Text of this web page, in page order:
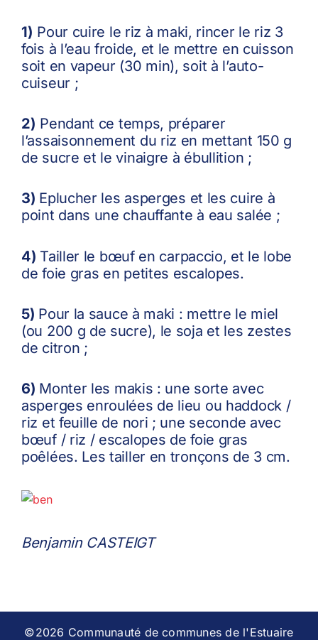
1) Pour cuire le riz à maki, rincer le riz 3
fois à l’eau froide, et le mettre en cuisson
soit en vapeur (30 min), soit à l’auto-
cuiseur ;
2) Pendant ce temps, préparer
l’assaisonnement du riz en mettant 150 g
de sucre et le vinaigre à ébullition ;
3) Eplucher les asperges et les cuire à
point dans une chauffante à eau salée ;
4) Tailler le bœuf en carpaccio, et le lobe
de foie gras en petites escalopes.
5) Pour la sauce à maki : mettre le miel
(ou 200 g de sucre), le soja et les zestes
de citron ;
6) Monter les makis : une sorte avec
asperges enroulées de lieu ou haddock /
riz et feuille de nori ; une seconde avec
bœuf / riz / escalopes de foie gras
poêlées. Les tailler en tronçons de 3 cm.
Benjamin CASTEIGT
©2026 Communauté de communes de l'Estuaire